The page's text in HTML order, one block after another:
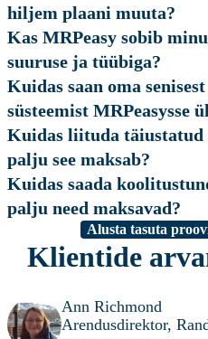
hiljem plaani muuta?
Kas MRPeasy sobib
suuruse ja tüübiga?
Kuidas saan oma
süsteemist MRPeasysse
Kuidas liituda täiustatud
palju see maksab?
Kuidas saada
palju need maksavad?
Alusta tasuta
Klientide
Ann Richmond
Arendusdirektor,